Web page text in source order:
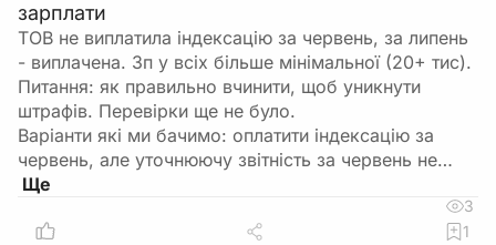
зарплати
ТОВ не виплатила індексацію за червень, за липень
- виплачена. Зп у всіх більше мінімальної (20+ тис).
Питання: як правильно вчинити, щоб уникнути
штрафів. Перевірки ще не було.
Варіанти які ми бачимо: оплатити індексацію за
червень, але уточнюючу звітність за червень не…
3
1